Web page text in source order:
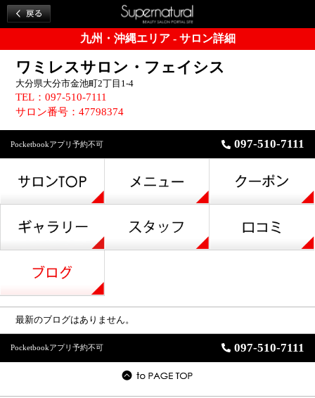
九州・沖縄エリア - サロン詳細
ワミレスサロン・フェイシス
大分県大分市金池町2丁目1-4
TEL：097-510-7111
サロン番号：47798374
Pocketbookアプリ予約不可 097-510-7111
最新のブログはありません。
Pocketbookアプリ予約不可 097-510-7111